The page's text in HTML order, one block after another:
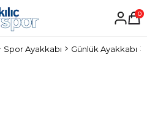
0
Spor Ayakkabı Günlük Ayakkabı